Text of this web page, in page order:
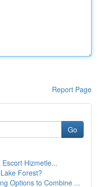
Report Page
Go
Hizmetle...
Forest?
Options to Combine ...